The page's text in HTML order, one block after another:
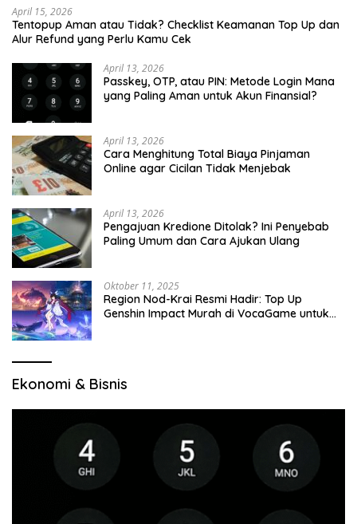
April 15, 2026
Tentopup Aman atau Tidak? Checklist Keamanan Top Up dan
Alur Refund yang Perlu Kamu Cek
April 13, 2026
Passkey, OTP, atau PIN: Metode Login Mana
yang Paling Aman untuk Akun Finansial?
April 13, 2026
Cara Menghitung Total Biaya Pinjaman
Online agar Cicilan Tidak Menjebak
April 13, 2026
Pengajuan Kredione Ditolak? Ini Penyebab
Paling Umum dan Cara Ajukan Ulang
Oktober 11, 2025
Region Nod-Krai Resmi Hadir: Top Up
Genshin Impact Murah di VocaGame untuk
Ekonomi & Bisnis